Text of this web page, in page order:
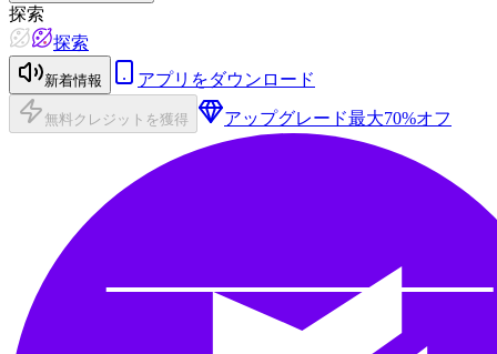
探索
探索
新着情報 アプリをダウンロード
無料クレジットを獲得 アップグレード最大70%オフ